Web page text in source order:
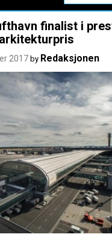
finalist i
2017 by Redaksjonen